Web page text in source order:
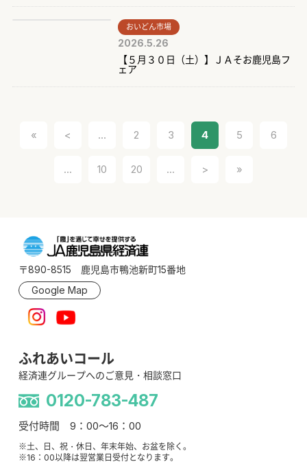
おいどん市場
2026.5.26
【５月３０日（土）】ＪＡそお鹿児島フ
ェア
« < ... 2 3 4 5 6
... 10 20 ... > »
〒890-8515 鹿児島市鴨池新町15番地
Google Map
ふれあいコール
経済連グループへのご意見・相談窓口
0120-783-487
受付時間 9：00～16：00
※土、日、祝・休日、年末年始、お盆を除く。
※16：00以降は翌営業日受付となります。